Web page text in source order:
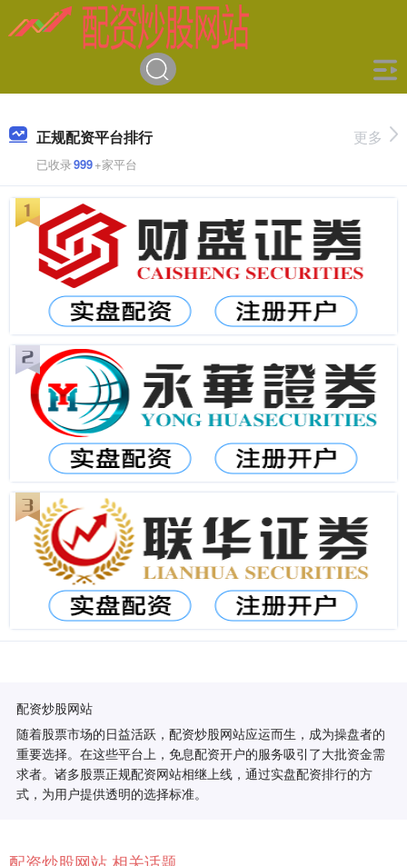
正规配资平台排行
已收录999+家平台
更多
配资炒股网站
随着股票市场的日益活跃，配资炒股网站应运而生，成为操盘者的
重要选择。在这些平台上，免息配资开户的服务吸引了大批资金需
求者。诸多股票正规配资网站相继上线，通过实盘配资排行的方
式，为用户提供透明的选择标准。